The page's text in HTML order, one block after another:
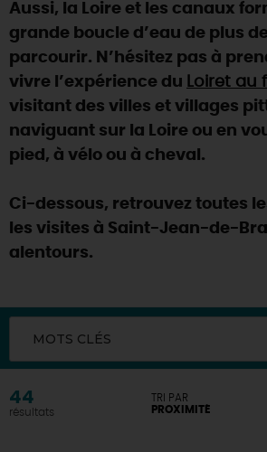
Aussi, la Loire et les canaux
grande boucle d’eau de plus
parcourir. N’hésitez pas à
vivre l’expérience du Loiret au
visitant des villes et villages
naviguant sur la Loire ou en
pied, à vélo ou à cheval.
Ci-dessous, retrouvez toutes
les visites à Saint-Jean-de-
alentours.
MOTS CLÉS
44
résultats
TRI PAR
PROXIMITÉ